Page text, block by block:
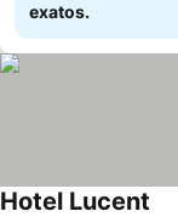
exatos.
Hotel Lucent